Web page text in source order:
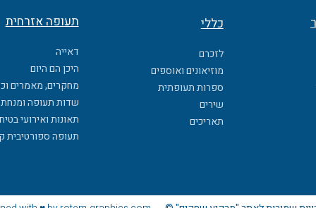
כללי
לזכרם
מוזיאונים ואוספים
ספרות תעופתית
שירים
תאריכים
תעופה אזרחית
דאייה
היכן הם היום
מחקרים, מאמרים
שדות תעופה
תאונות ואירועי
תעופה ספורטיבית